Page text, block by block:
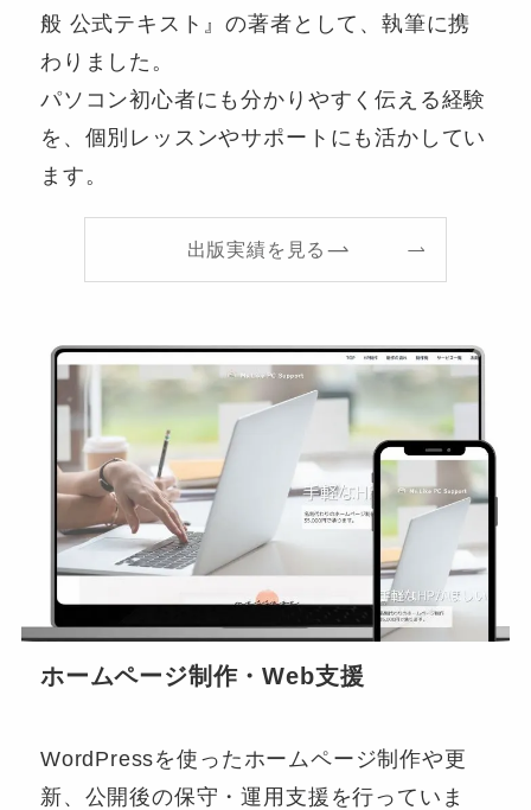
般 公式テキスト』の著者として、執筆に携
わりました。
パソコン初心者にも分かりやすく伝える経験
を、個別レッスンやサポートにも活かしてい
ます。
出版実績を見る
ホームページ制作・Web支援
WordPressを使ったホームページ制作や更
新、公開後の保守・運用支援を行っていま